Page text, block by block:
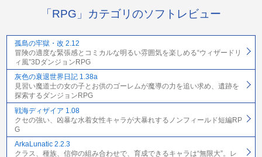
「RPG」カテゴリのソフトレビュー
孤島の牢獄・改 2.12
冒険の適度な緊張感とコミカルな明るい雰囲気を楽しめる“ウィザードリ
ィ風”3DダンジョンRPG
灰色の衰退世界日記 1.38a
見習い魔道士の女の子とお供のゴーレムが魔導の力を追い求め、遺跡を
探索するダンジョンRPG
戦海ディザイア 1.08
クセの強い、凶暴な水着女性キャラが大暴れするノンフィールド短編RP
G
ArkaLunatic 2.2.3
クラス、種族、信仰の組み合わせで、育成できるキャラは“無限大”。レ